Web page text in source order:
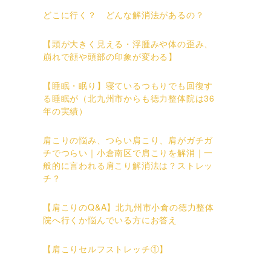
どこに行く？ どんな解消法があるの？
【頭が大きく見える・浮腫みや体の歪み、
崩れで顔や頭部の印象が変わる】
【睡眠・眠り】寝ているつもりでも回復す
る睡眠が（北九州市からも徳力整体院は36
年の実績）
肩こりの悩み、つらい肩こり、肩がガチガ
チでつらい｜小倉南区で肩こりを解消｜一
般的に言われる肩こり解消法は？ストレッ
チ？
【肩こりのQ&A】北九州市小倉の徳力整体
院へ行くか悩んでいる方にお答え
【肩こりセルフストレッチ①】